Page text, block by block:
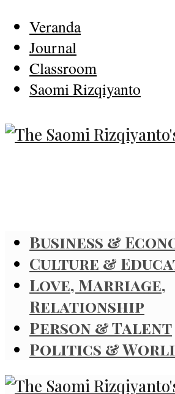
Veranda
Journal
Classroom
Saomi Rizqiyanto
Business &
Culture &
Love, Marriage,
Relationship
Person & Talent
Politics &